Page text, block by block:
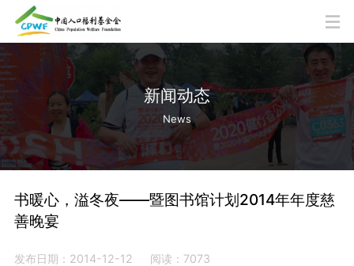
新闻动态
News
书暖心，溢冬夜——暨图书馆计划2014年年度慈
善晚宴
发布日期：2014-12-12 阅读：7073